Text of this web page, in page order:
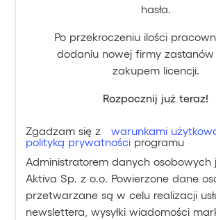
hasła.
Po przekroczeniu ilości
dodaniu nowej firmy zastanów
zakupem licencji.
Rozpocznij już teraz!
Zgadzam się z warunkami
polityką prywatności programu
Administratorem danych osobowych
Aktiva Sp. z o.o. Powierzone dane
przetwarzane są w celu realizacji
newslettera, wysyłki wiadomości